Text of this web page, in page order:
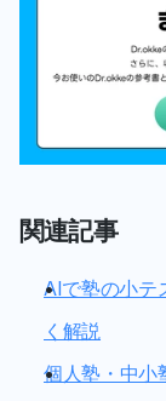
関連記事
AIで塾の小テ
く解説
個人塾・中小